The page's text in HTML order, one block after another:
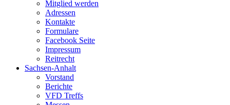
Mitglied werden
Adressen
Kontakte
Formulare
Facebook Seite
Impressum
Reitrecht
Sachsen-Anhalt
Vorstand
Berichte
VFD Treffs